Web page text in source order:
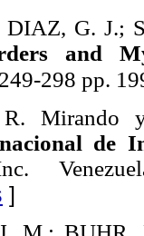
DIAZ, G. J.;
and
298 pp.
Mirando
de
Inc.
]